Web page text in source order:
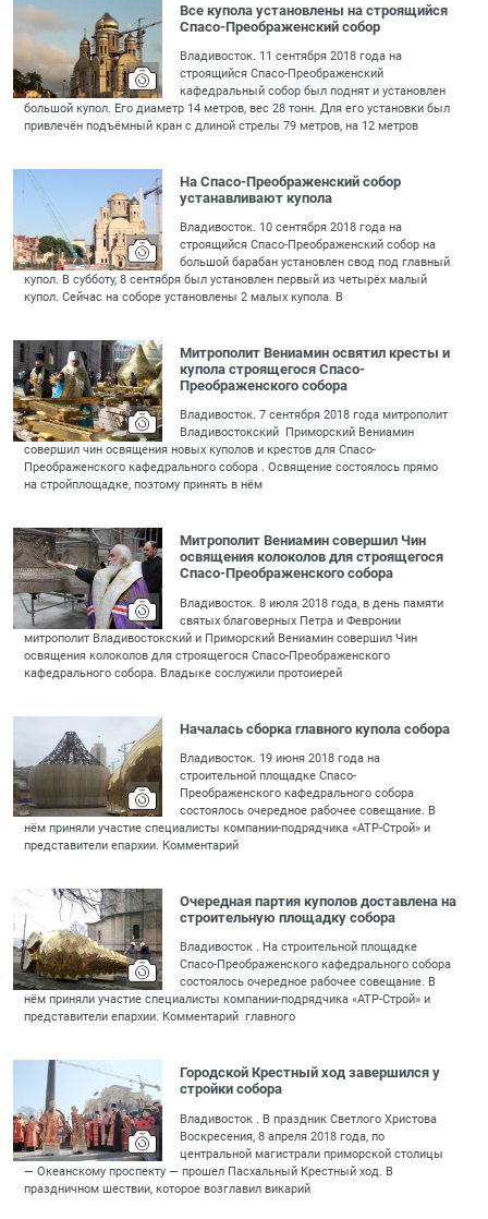
Все купола установлены на строящийся
Спасо-Преображенский собор
Владивосток. 11 сентября 2018 года на
строящийся Спасо-Преображенский
кафедральный собор был поднят и установлен
большой купол. Его диаметр 14 метров, вес 28 тонн. Для его установки был
привлечён подъёмный кран с длиной стрелы 79 метров, на 12 метров
На Спасо-Преображенский собор
устанавливают купола
Владивосток. 10 сентября 2018 года на
строящийся Спасо-Преображенский собор на
большой барабан установлен свод под главный
купол. В субботу, 8 сентября был установлен первый из четырёх малый
купол. Сейчас на соборе установлены 2 малых купола. В
Митрополит Вениамин освятил кресты и
купола строящегося Спасо-
Преображенского собора
Владивосток. 7 сентября 2018 года митрополит
Владивостокский Приморский Вениамин
совершил чин освящения новых куполов и крестов для Спасо-
Преображенского кафедрального собора . Освящение состоялось прямо
на стройплощадке, поэтому принять в нём
Митрополит Вениамин совершил Чин
освящения колоколов для строящегося
Спасо-Преображенского собора
Владивосток. 8 июля 2018 года, в день памяти
святых благоверных Петра и Февронии
митрополит Владивостокский и Приморский Вениамин совершил Чин
освящения колоколов для строящегося Спасо-Преображенского
кафедрального собора. Владыке сослужили протоиерей
Началась сборка главного купола собора
Владивосток. 19 июня 2018 года на
строительной площадке Спасо-
Преображенского кафедрального собора
состоялось очередное рабочее совещание. В
нём приняли участие специалисты компании-подрядчика «АТР-Строй» и
представители епархии. Комментарий
Очередная партия куполов доставлена на
строительную площадку собора
Владивосток . На строительной площадке
Спасо-Преображенского кафедрального собора
состоялось очередное рабочее совещание. В
нём приняли участие специалисты компании-подрядчика «АТР-Строй» и
представители епархии. Комментарий главного
Городской Крестный ход завершился у
стройки собора
Владивосток . В праздник Светлого Христова
Воскресения, 8 апреля 2018 года, по
центральной магистрали приморской столицы
— Океанскому проспекту — прошел Пасхальный Крестный ход. В
праздничном шествии, которое возглавил викарий